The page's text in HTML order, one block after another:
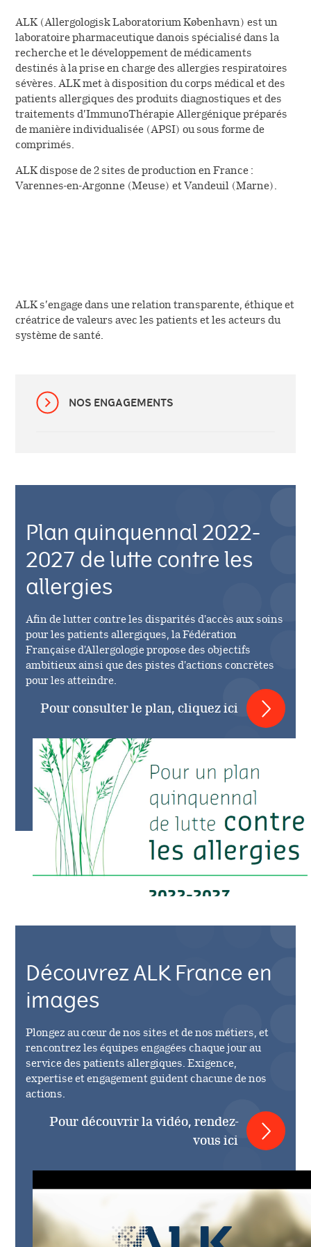
Désignation des principes
actifs
Fiches conseils sur les
allergènes
Housses anti-acariens
(NOUVEAU)
Contacter le service relation
patient
de santé
ALK (Allergologisk Laboratorium København) est un
laboratoire pharmaceutique danois spécialisé dans la
recherche et le développement de médicaments
destinés à la prise en charge des allergies respiratoires
sévères. ALK met à disposition du corps médical et des
patients allergiques des produits diagnostiques et des
traitements d’ImmunoThérapie Allergénique préparés
de manière individualisée (APSI) ou sous forme de
comprimés.
ALK dispose de 2 sites de production en France :
Varennes-en-Argonne (Meuse) et Vandeuil (Marne).
ALK s’engage dans une relation transparente, éthique et
créatrice de valeurs avec les patients et les acteurs du
système de santé.
NOS ENGAGEMENTS
Plan quinquennal 2022-
2027 de lutte contre les
allergies
Afin de lutter contre les disparités d'accès aux soins
pour les patients allergiques, la Fédération
Française d'Allergologie propose des objectifs
ambitieux ainsi que des pistes d'actions concrètes
pour les atteindre.
Pour consulter le plan, cliquez ici
Découvrez ALK France en
images
Plongez au cœur de nos sites et de nos métiers, et
rencontrez les équipes engagées chaque jour au
service des patients allergiques. Exigence,
expertise et engagement guident chacune de nos
actions.
Pour découvrir la vidéo, rendez-
vous ici